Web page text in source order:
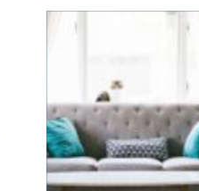
renoveringar och
kombinerar snabb hjälp
med ty...